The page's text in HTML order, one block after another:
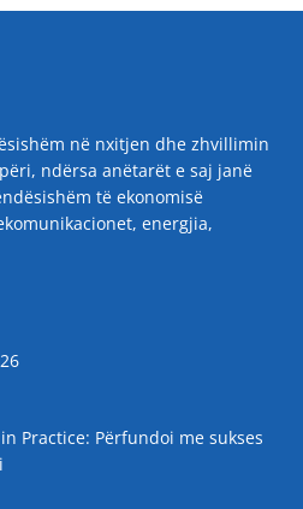
në nxitjen dhe zhvillimin
ndërsa anëtarët e saj janë
të ekonomisë
energjia,
Practice: Përfundoi me sukses